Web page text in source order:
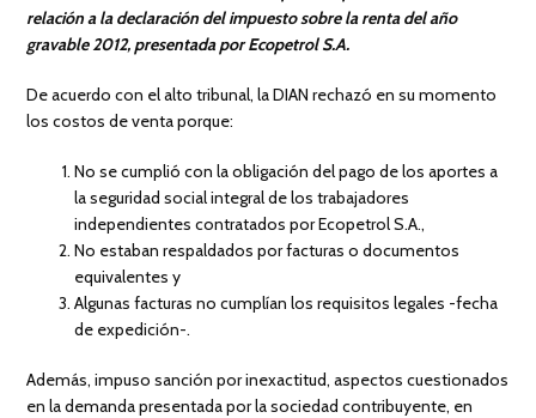
relación a la declaración del impuesto sobre la renta del año
gravable 2012, presentada por Ecopetrol S.A.
De acuerdo con el alto tribunal, la DIAN rechazó en su momento
los costos de venta porque:
No se cumplió con la obligación del pago de los aportes a
la seguridad social integral de los trabajadores
independientes contratados por Ecopetrol S.A.,
No estaban respaldados por facturas o documentos
equivalentes y
Algunas facturas no cumplían los requisitos legales -fecha
de expedición-.
Además, impuso sanción por inexactitud, aspectos cuestionados
en la demanda presentada por la sociedad contribuyente, en